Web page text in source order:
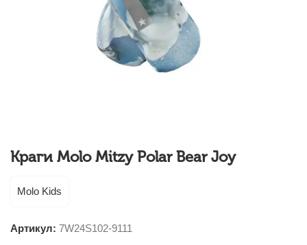
Краги Molo Mitzy Polar Bear Joy
Molo Kids
Артикул: 7W24S102-9111